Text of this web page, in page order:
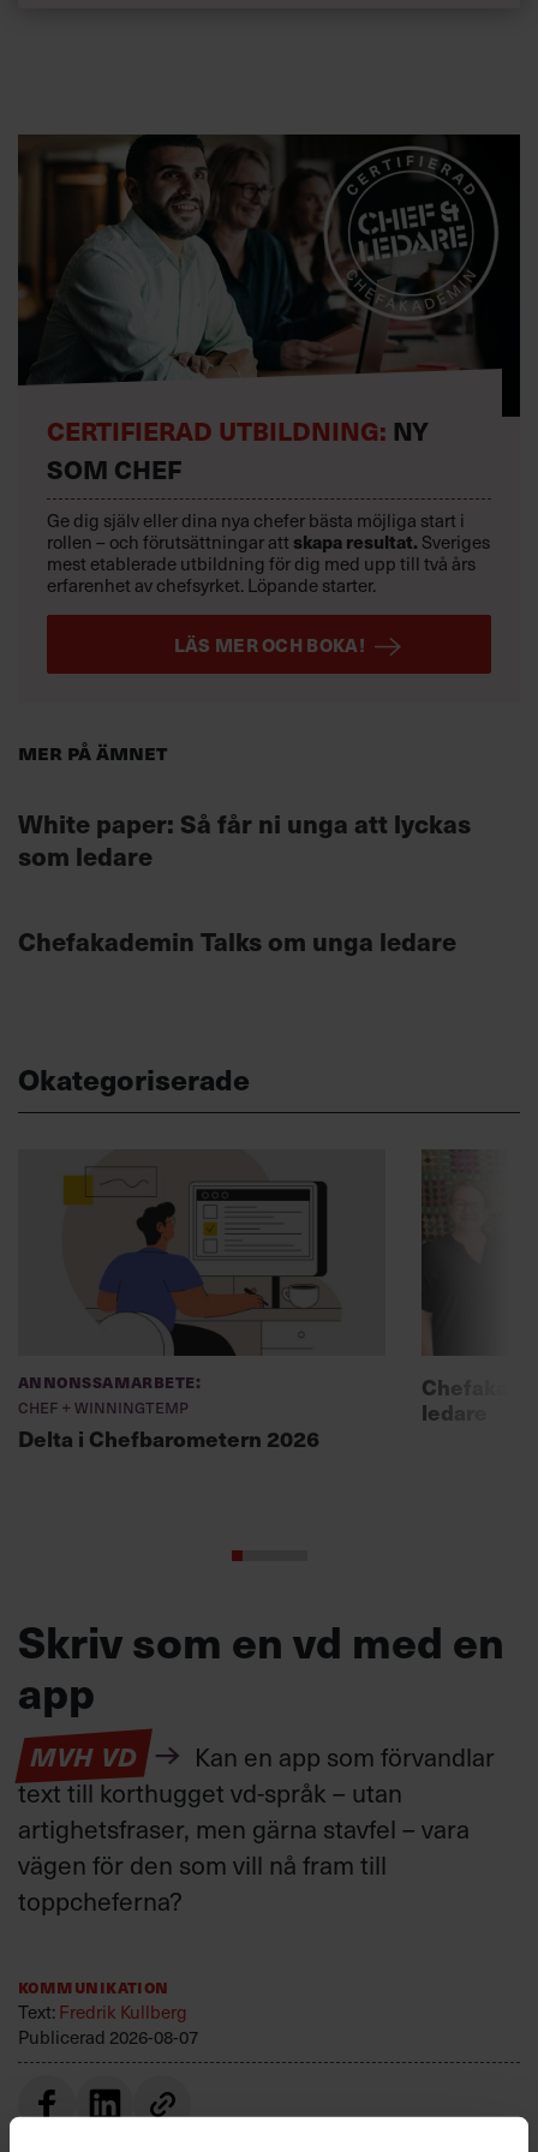
Mer på ämnet
White paper: Så får ni unga att lyckas
som ledare
Chefakademin Talks om unga ledare
CERTIFIERAD UTBILDNING: NY
SOM CHEF
Ge dig själv eller dina nya chefer bästa möjliga start i
rollen – och förutsättningar att skapa resultat. Sveriges
mest etablerade utbildning för dig med upp till två års
erfarenhet av chefsyrket. Löpande starter.
LÄS MER OCH BOKA!
Okategoriserade
Annonssamarbete:
Chef + Winningtemp
Delta i Chefbarometern 2026
ledare
Skriv som en vd med en
app
MVH VD
Kan en app som förvandlar
text till korthugget vd-språk – utan
artighetsfraser, men gärna stavfel – vara
vägen för den som vill nå fram till
toppcheferna?
Kommunikation
Text:Fredrik Kullberg
Publicerad 2026-08-07